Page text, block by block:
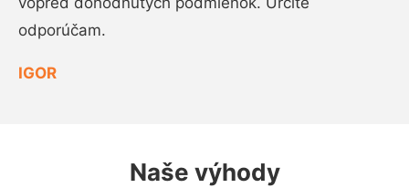
odporúčam.
IGOR
Naše výhody